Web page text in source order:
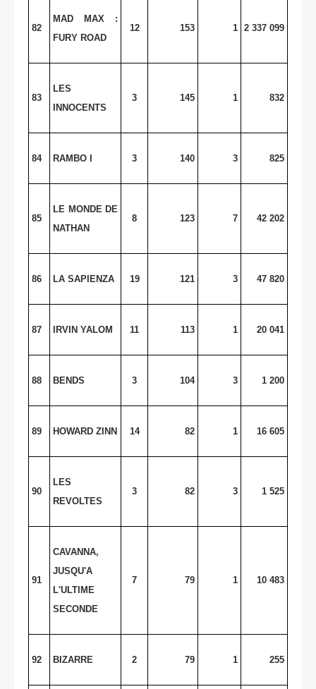
82
MAD MAX :
FURY ROAD
12 153 1 2 337 099
83
LES
INNOCENTS
3 145 1 832
84 RAMBO I 3 140 3 825
85
LE MONDE DE
NATHAN
8 123 7 42 202
86 LA SAPIENZA 19 121 3 47 820
87 IRVIN YALOM 11 113 1 20 041
88 BENDS 3 104 3 1 200
89 HOWARD ZINN 14 82 1 16 605
90
LES
REVOLTES
3 82 3 1 525
91
CAVANNA,
JUSQU'A
L'ULTIME
SECONDE
7 79 1 10 483
92 BIZARRE 2 79 1 255